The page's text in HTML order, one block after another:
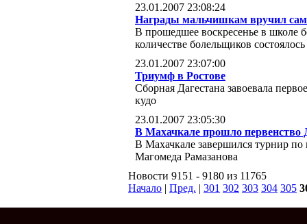
23.01.2007 23:08:24
Награды мальчишкам вручил сам
В прошедшее воскресенье в школе
количестве болельщиков
23.01.2007 23:07:00
Триумф в Ростове
Сборная Дагестана завоевала
кудо
23.01.2007 23:05:30
В Махачкале прошло первенство
В Махачкале завершился турнир
Магомеда Рамазанова
Новости 9151 - 9180 из 11765
Начало | Пред. | 301 302 303 304 305